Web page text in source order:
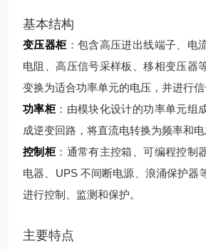
基本结构
变压器柜：包含高压进出线端子、电
电阻、高压信号采样板、移相变压器
变换为适合功率单元的电压，并进行信
功率柜：由模块化设计的功率单元组
成逆变回路，将直流电转换为频率和电
控制柜：通常有主控箱、可编程控制
电器、UPS 不间断电源、浪涌保护器
进行控制、监测和保护。
主要特点